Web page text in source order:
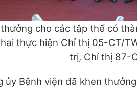
cho các tập thể có
thực hiện Chỉ thị 05-CT/
trị, Chỉ thị 87-
ủy Bệnh viện đã khen